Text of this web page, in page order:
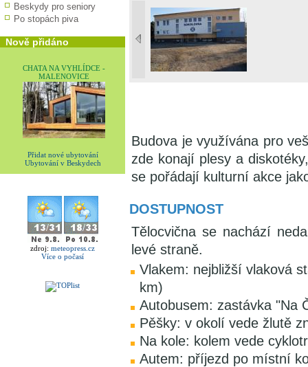
Beskydy pro seniory
Po stopách piva
Nově přidáno
CHATA NA VYHLÍDCE -
MALENOVICE
Přidat nové ubytování
Ubytování v Beskydech
zdroj: meteopress.cz
Více o počasí
Budova je využívána pro
zde konají plesy a
se pořádají kulturní akce
DOSTUPNOST
Tělocvična se nachází
levé straně.
Vlakem: nejbližší vlaková
km)
Autobusem: zastávka "Na
Pěšky: v okolí vede žlutě
Na kole: kolem vede
Autem: příjezd po místní